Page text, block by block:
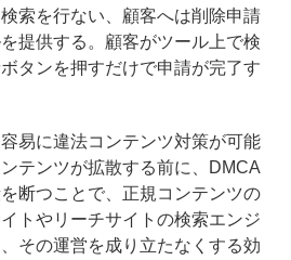
索を行ない、顧客へは削除申請
提供する。顧客がツール上で検
タンを押すだけで申請が完了す
易に違法コンテンツ対策が可能
テンツが拡散する前に、DMCA
断つことで、正規コンテンツの
トやリーチサイトの検索エンジ
その運営を成り立たなくする効